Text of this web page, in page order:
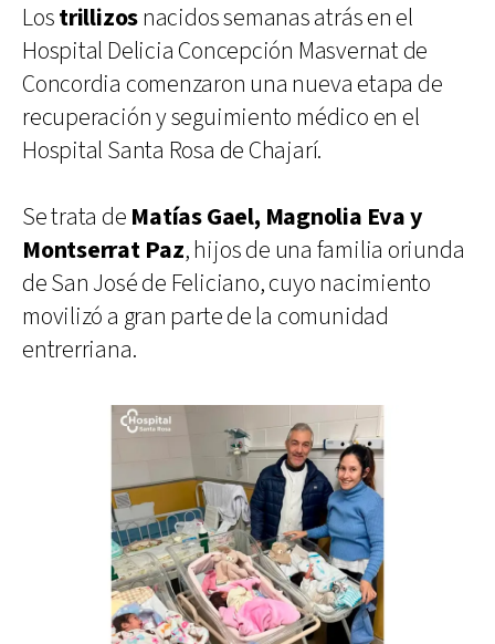
Lostrillizosnacidos semanas atrás en el
Hospital Delicia Concepción Masvernat de
Concordia comenzaron una nueva etapa de
recuperación y seguimiento médico en el
Hospital Santa Rosa de Chajarí.
Se trata de Matías Gael, Magnolia Eva y
Montserrat Paz, hijos de una familia oriunda
de San José de Feliciano, cuyo nacimiento
movilizó a gran parte de la comunidad
entrerriana.